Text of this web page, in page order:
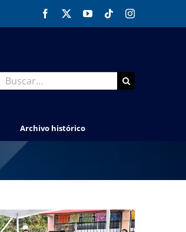
Facebook YouTubeTiktokInstagram
Buscar:
Archivo histórico